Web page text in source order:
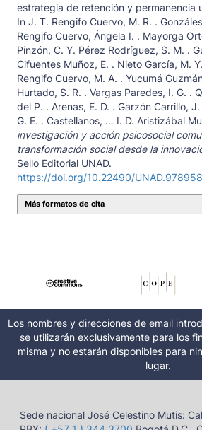
estrategia de retención y permanencia
In J. T. Rengifo Cuervo, M. R. .
Rengifo Cuervo, Ángela I. . Mayorga
Pinzón, C. Y. Pérez Rodríguez, S. M. .
Cifuentes Muñoz, E. . Nieto García, M.
Rengifo Cuervo, M. A. . Yucumá
Hurtado, S. R. . Vargas Paredes, I. G. .
del P. . Arenas, E. D. . Garzón Carrillo,
G. E. . Castellanos, … I. D. Aristizábal
investigación y acción psicosocial
transformación social desde la
Sello Editorial UNAD.
https://doi.org/10.22490/
Más formatos de cita
Los nombres y direcciones de email
se utilizarán exclusivamente para los
misma y no estarán disponibles para
lugar.
Sede nacional José Celestino Mutis: